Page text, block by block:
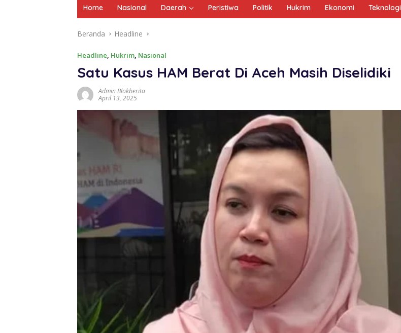
Home Nasional Daerah Peristiwa Politik Hukrim Ekonomi Teknologi
Beranda Headline
Headline Hukrim Nasional
Satu Kasus HAM Berat Di Aceh Masih Diselidiki
Admin Blokberita
April 13, 2025